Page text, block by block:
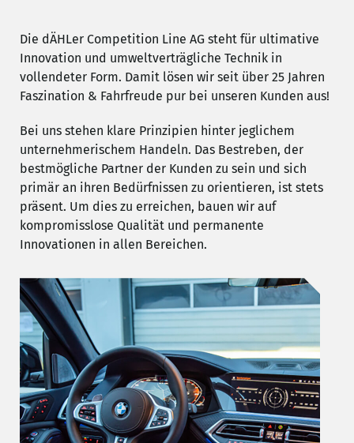
Die dÄHLer Competition Line AG steht für ultimative
Innovation und umweltverträgliche Technik in
vollendeter Form. Damit lösen wir seit über 25 Jahren
Faszination & Fahrfreude pur bei unseren Kunden aus!
Bei uns stehen klare Prinzipien hinter jeglichem
unternehmerischem Handeln. Das Bestreben, der
bestmögliche Partner der Kunden zu sein und sich
primär an ihren Bedürfnissen zu orientieren, ist stets
präsent. Um dies zu erreichen, bauen wir auf
kompromisslose Qualität und permanente
Innovationen in allen Bereichen.